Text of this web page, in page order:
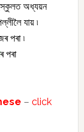
অধ্যয়ন
যায় ৷
পৰা ৷
ৰ পৰা
– click